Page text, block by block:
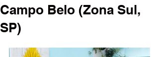
Campo Belo (Zona Sul,
SP)